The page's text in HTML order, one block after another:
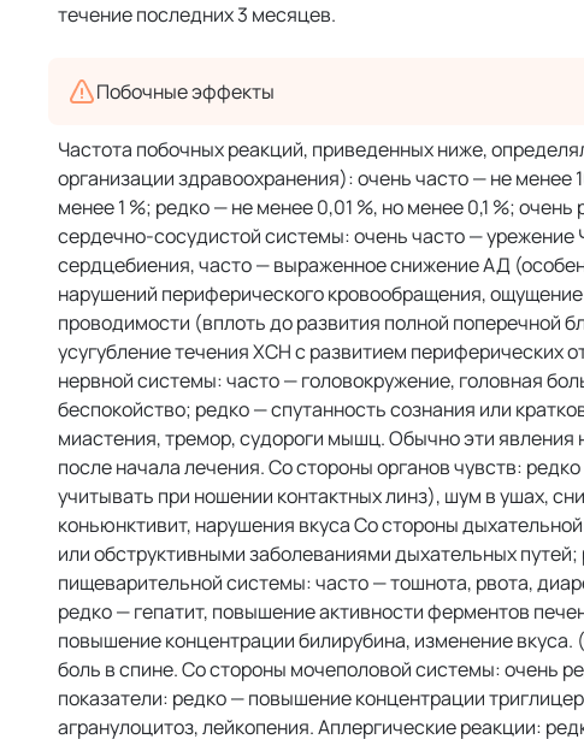
течение последних 3 месяцев.
Побочные эффекты
Частота побочных реакций, приведенных ниже,
организации здравоохранения): очень часто — не менее
менее 1 %; редко — не менее 0,01 %, но менее 0,1 %;
сердечно-сосудистой системы: очень часто —
сердцебиения, часто — выраженное снижение АД
нарушений периферического кровообращения,
проводимости (вплоть до развития полной поперечной
усугубление течения ХСН с развитием периферических
нервной системы: часто — головокружение, головная
беспокойство; редко — спутанность сознания или
миастения, тремор, судороги мышц. Обычно эти явления
после начала лечения. Со стороны органов чувств:
учитывать при ношении контактных линз), шум в ушах,
коньюнктивит, нарушения вкуса Со стороны
или обструктивными заболеваниями дыхательных
пищеварительной системы: часто — тошнота, рвота,
редко — гепатит, повышение активности ферментов
повышение концентрации билирубина, изменение
боль в спине. Со стороны мочеполовой системы: очень
показатели: редко — повышение концентрации
агранулоцитоз, лейкопения. Аплергические реакции: